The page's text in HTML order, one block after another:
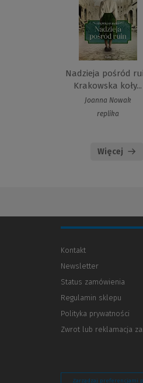
Nadzieja pośród
Krakowska koły...
Joanna Nowak
replika
Więcej
Kontakt
Newsletter
Status zamówienia
Regulamin sklepu
Polityka prywatności
Zwrot lub reklamacja
Zarządzaj preferencjami